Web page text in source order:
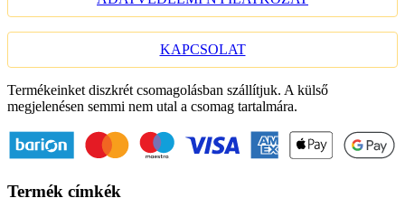
KAPCSOLAT
Termékeinket diszkrét csomagolásban szállítjuk. A külső
megjelenésen semmi nem utal a csomag tartalmára.
Termék címkék